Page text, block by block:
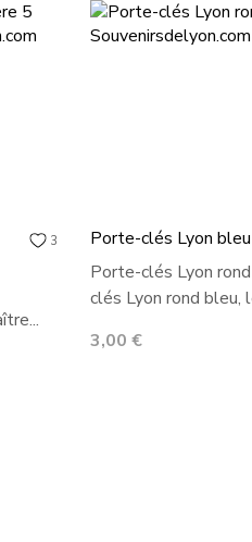
3
Porte-clés Lyon bleu
Porte-clés Lyon
clés Lyon rond bleu,
Prix
3,00 €